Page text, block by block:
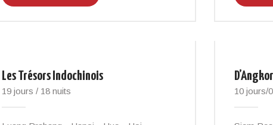
Les Trésors Indochinois
19 jours / 18 nuits 10 jours/